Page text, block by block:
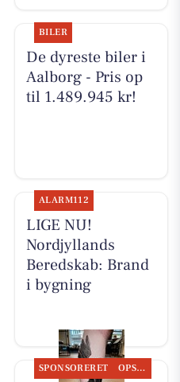
BILER
De dyreste biler i
Aalborg - Pris op
til 1.489.945 kr!
ALARM112
LIGE NU!
Nordjyllands
Beredskab: Brand
i bygning
SPONSORERET OPSLAGSTAVLEN